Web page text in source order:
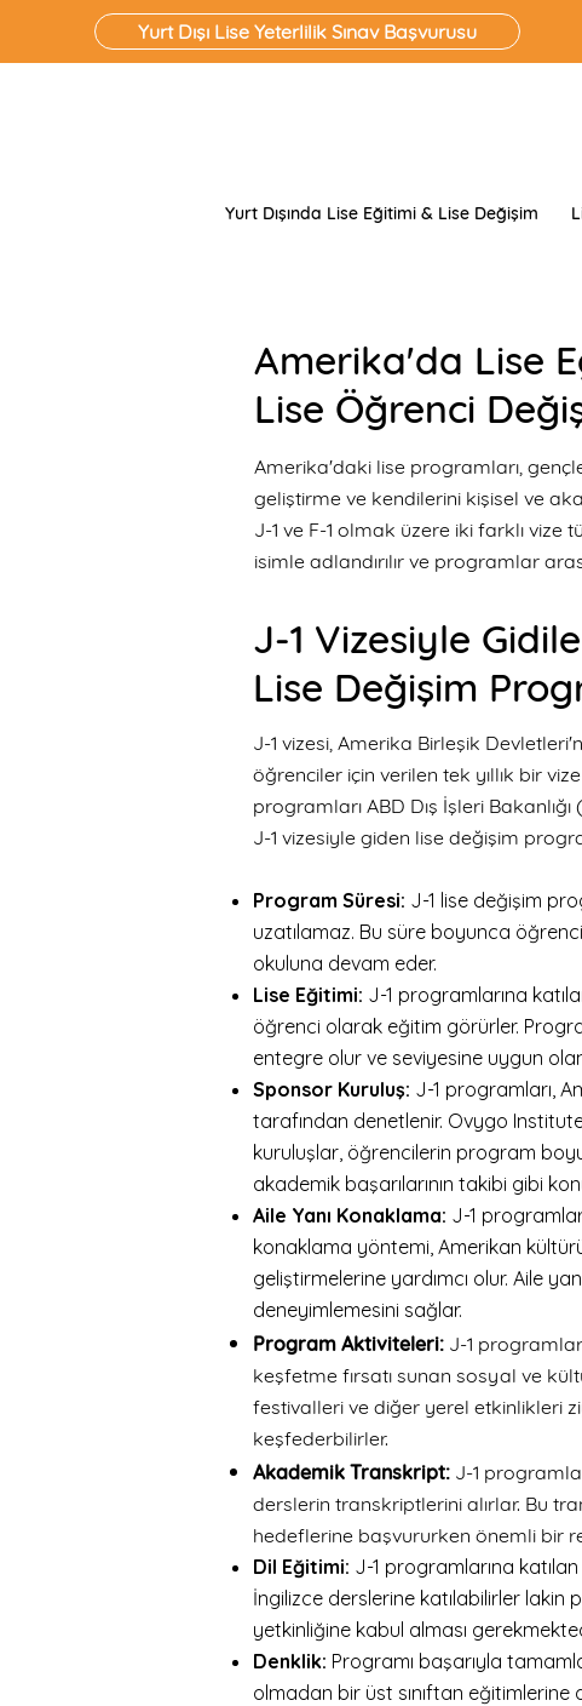
Yurt Dışı Lise Yeterlilik Sınav Başvurusu
Yurt Dışında Lise Eğitimi & Lise Değişim
Amerika'da Lise
Lise Öğrenci
Amerika'daki lise programları,
geliştirme ve kendilerini kişisel ve
J-1 ve F-1 olmak üzere iki farklı vize
isimle adlandırılır ve programlar ar
J-1 Vizesiyle
Lise Değişim
J-1 vizesi, Amerika Birleşik
öğrenciler için verilen tek yıllık bir vize
programları ABD Dış İşleri
J-1 vizesiyle giden lise değişim
Program Süresi: J-1 lise değişim
uzatılamaz. Bu süre boyunca
okuluna devam eder.
Lise Eğitimi: J-1 programlarına
öğrenci olarak eğitim görürler.
entegre olur ve seviyesine uygun olan
Sponsor Kuruluş: J-1 programları,
tarafından denetlenir. Ovygo
kuruluşlar, öğrencilerin program
akademik başarılarının takibi gibi
Aile Yanı Konaklama: J-1
konaklama yöntemi, Amerikan
geliştirmelerine yardımcı olur. Aile
deneyimlemesini sağlar.
Program Aktiviteleri: J-1
keşfetme fırsatı sunan sosyal ve
festivalleri ve diğer yerel etkinlikleri
keşfederbilirler.
Akademik Transkript: J-1
derslerin transkriptlerini alırlar. Bu
hedeflerine başvururken önemli bir
Dil Eğitimi: J-1 programlarına
İngilizce derslerine katılabilirler
yetkinliğine kabul alması
Denklik: Programı başarıyla
olmadan bir üst sınıftan eğitimlerine